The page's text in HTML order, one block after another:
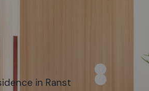
in Ranst